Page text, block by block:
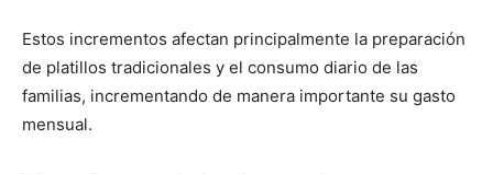
Estos incrementos afectan principalmente la preparación
de platillos tradicionales y el consumo diario de las
familias, incrementando de manera importante su gasto
mensual.